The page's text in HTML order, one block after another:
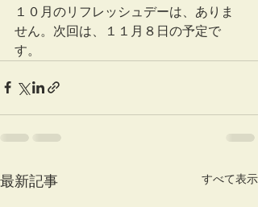
１０月のリフレッシュデーは、ありま
せん。次回は、１１月８日の予定で
す。
最新記事 すべて表示